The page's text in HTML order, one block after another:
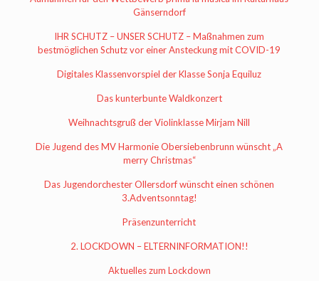
Gänserndorf
IHR SCHUTZ – UNSER SCHUTZ – Maßnahmen zum
bestmöglichen Schutz vor einer Ansteckung mit COVID-19
Digitales Klassenvorspiel der Klasse Sonja Equiluz
Das kunterbunte Waldkonzert
Weihnachtsgruß der Violinklasse Mirjam Nill
Die Jugend des MV Harmonie Obersiebenbrunn wünscht „A
merry Christmas“
Das Jugendorchester Ollersdorf wünscht einen schönen
3.Adventsonntag!
Präsenzunterricht
2. LOCKDOWN – ELTERNINFORMATION!!
Aktuelles zum Lockdown